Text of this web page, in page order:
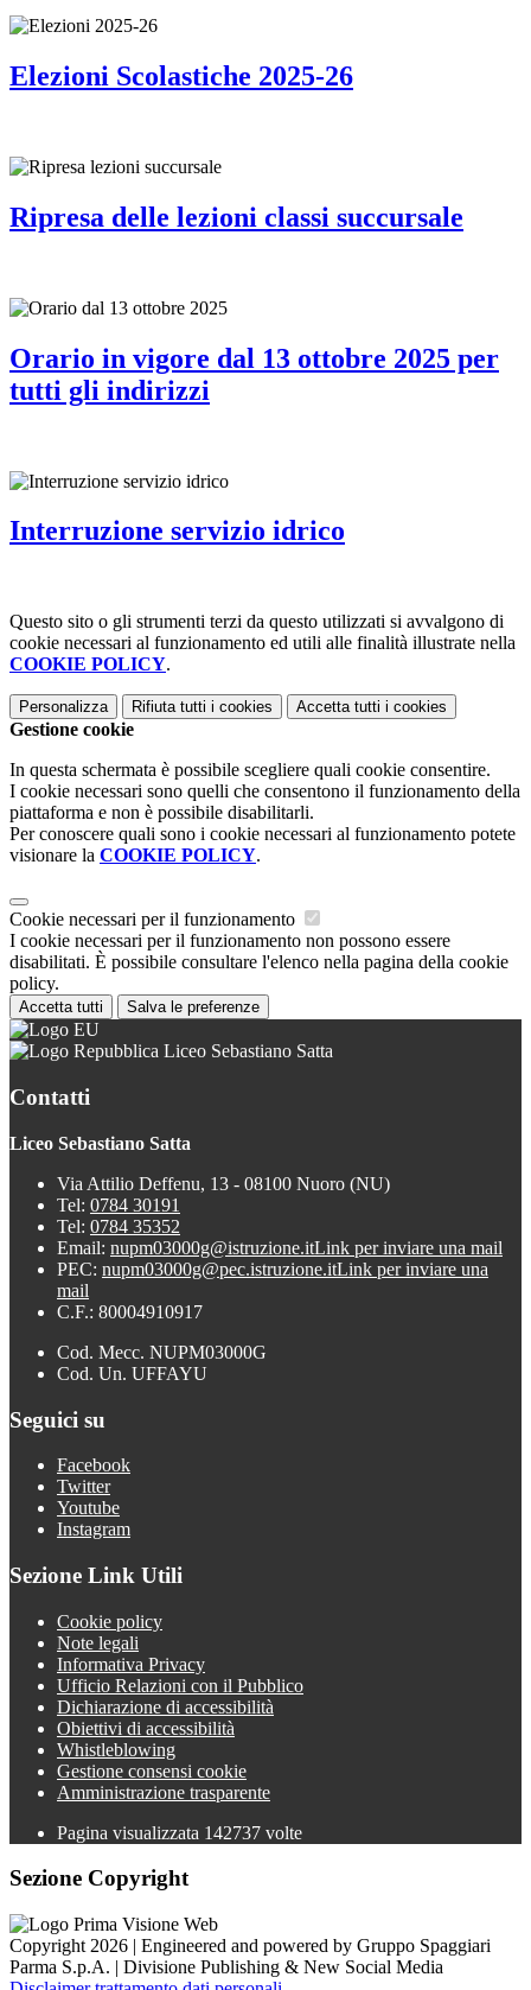
Elezioni Scolastiche 2025-26
Ripresa delle lezioni classi succursale
Orario in vigore dal 13 ottobre 2025 per
tutti gli indirizzi
Interruzione servizio idrico
Questo sito o gli strumenti terzi da questo utilizzati si avvalgono di
cookie necessari al funzionamento ed utili alle finalità illustrate nella
COOKIE POLICY.
Personalizza Rifiuta tutti i cookies Accetta tutti i cookies
Gestione cookie
In questa schermata è possibile scegliere quali cookie consentire.
I cookie necessari sono quelli che consentono il funzionamento della
piattaforma e non è possibile disabilitarli.
Per conoscere quali sono i cookie necessari al funzionamento potete
visionare la COOKIE POLICY.
Cookie necessari per il funzionamento
I cookie necessari per il funzionamento non possono essere
disabilitati. È possibile consultare l'elenco nella pagina della cookie
policy.
Accetta tutti Salva le preferenze
Liceo Sebastiano Satta
Contatti
Liceo Sebastiano Satta
Via Attilio Deffenu, 13 - 08100 Nuoro (NU)
Tel: 0784 30191
Tel: 0784 35352
Email: nupm03000g@istruzione.itLink per inviare una mail
PEC: nupm03000g@pec.istruzione.itLink per inviare una
mail
C.F.: 80004910917
Cod. Mecc. NUPM03000G
Cod. Un. UFFAYU
Seguici su
Facebook
Twitter
Youtube
Instagram
Sezione Link Utili
Cookie policy
Note legali
Informativa Privacy
Ufficio Relazioni con il Pubblico
Dichiarazione di accessibilità
Obiettivi di accessibilità
Whistleblowing
Gestione consensi cookie
Amministrazione trasparente
Pagina visualizzata 142737 volte
Sezione Copyright
Copyright 2026 | Engineered and powered by Gruppo Spaggiari
Parma S.p.A. | Divisione Publishing & New Social Media